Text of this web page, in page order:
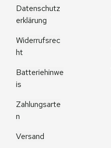
Datenschutz
erklärung
Widerrufsrec
ht
Batteriehinwe
is
Zahlungsarte
n
Versand